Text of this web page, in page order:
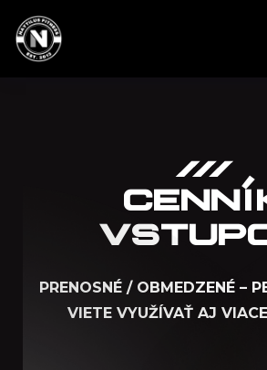
PRENOSNÉ / OBMEDZENÉ –
VIETE VYUŽÍVAŤ AJ